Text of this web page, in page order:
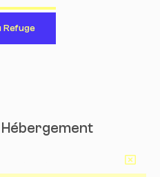
Refuge
Hébergement